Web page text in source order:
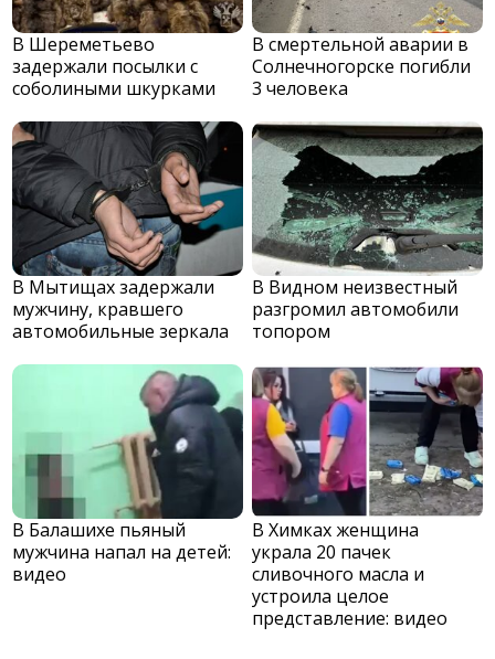
В Шереметьево
задержали посылки с
соболиными шкурками
В смертельной аварии в
Солнечногорске погибли
3 человека
В Мытищах задержали
мужчину, кравшего
автомобильные зеркала
В Видном неизвестный
разгромил автомобили
топором
В Балашихе пьяный
мужчина напал на детей:
видео
В Химках женщина
украла 20 пачек
сливочного масла и
устроила целое
представление: видео